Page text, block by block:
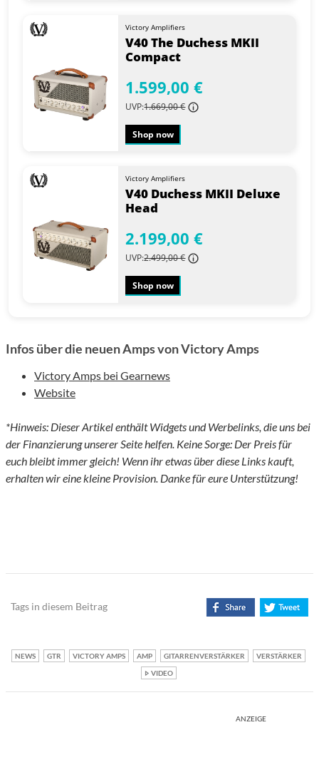
Victory Amplifiers
V40 The Duchess MKII
Compact
1.599,00 €
UVP:1.669,00 €
Shop now
Victory Amplifiers
V40 Duchess MKII Deluxe
Head
2.199,00 €
UVP:2.499,00 €
Shop now
Infos über die neuen Amps von Victory Amps
Victory Amps bei Gearnews
Website
*Hinweis: Dieser Artikel enthält Widgets und Werbelinks, die uns bei
der Finanzierung unserer Seite helfen. Keine Sorge: Der Preis für
euch bleibt immer gleich! Wenn ihr etwas über diese Links kauft,
erhalten wir eine kleine Provision. Danke für eure Unterstützung!
Tags in diesem Beitrag
NEWS GTR VICTORY AMPS AMP GITARRENVERSTÄRKER
VERSTÄRKER
VIDEO
ANZEIGE